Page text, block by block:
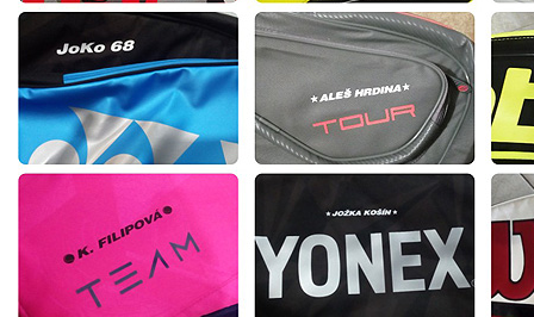
TOTÁLNÍ VÝPRODEJ %%%